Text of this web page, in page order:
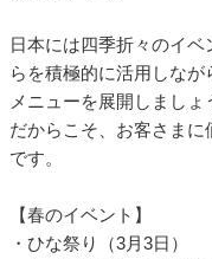
日本には四季折々のイ
らを積極的に活用しな
メニューを展開しまし
だからこそ、お客さま
です。
【春のイベント】
・ひな祭り（3月3日）